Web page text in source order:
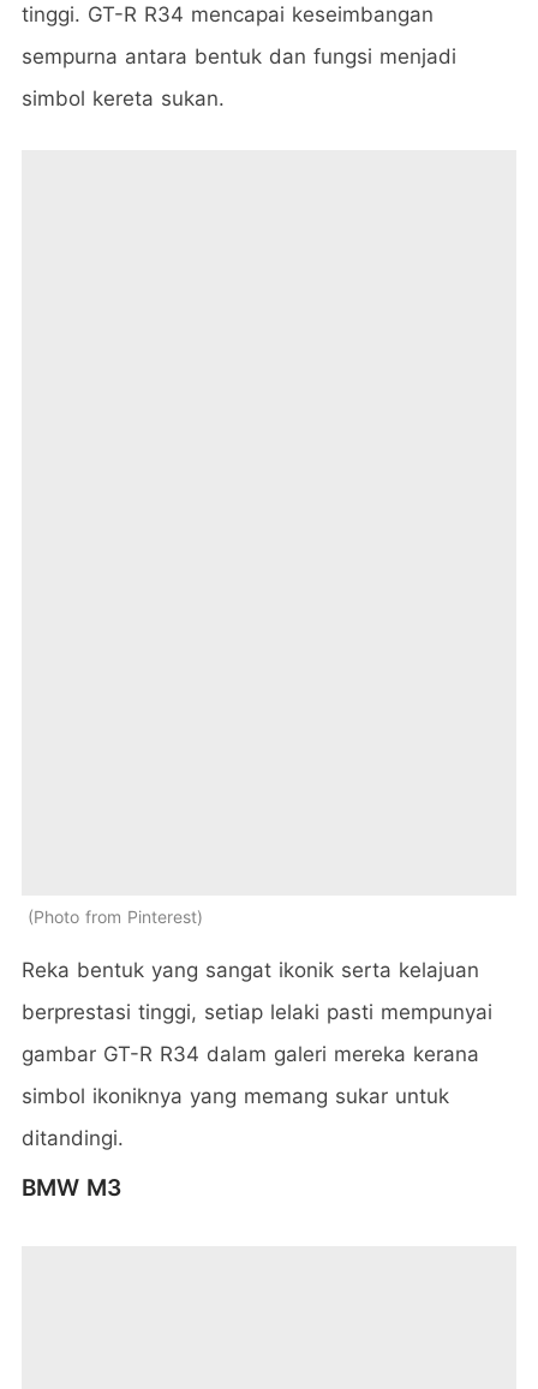
tinggi. GT-R R34 mencapai keseimbangan
sempurna antara bentuk dan fungsi menjadi
simbol kereta sukan.
Photo from Pinterest
Reka bentuk yang sangat ikonik serta kelajuan
berprestasi tinggi, setiap lelaki pasti mempunyai
gambar GT-R R34 dalam galeri mereka kerana
simbol ikoniknya yang memang sukar untuk
ditandingi.
BMW M3